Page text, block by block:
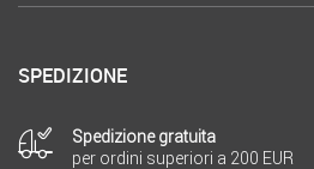
SPEDIZIONE
Spedizione gratuita
per ordini superiori a 200 EUR